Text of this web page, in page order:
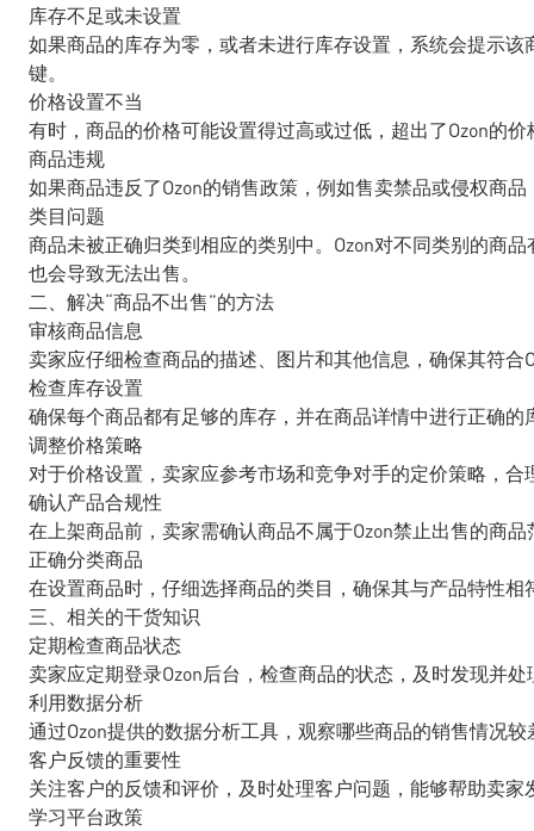
库存不足或未设置
如果商品的库存为零，或者未进行库存设置，系统会提示
键。
价格设置不当
有时，商品的价格可能设置得过高或过低，超出了Ozon的
商品违规
如果商品违反了Ozon的销售政策，例如售卖禁品或侵权商
类目问题
商品未被正确归类到相应的类别中。Ozon对不同类别的商
也会导致无法出售。
二、解决“商品不出售”的方法
审核商品信息
卖家应仔细检查商品的描述、图片和其他信息，确保其符
检查库存设置
确保每个商品都有足够的库存，并在商品详情中进行正确
调整价格策略
对于价格设置，卖家应参考市场和竞争对手的定价策略，合
确认产品合规性
在上架商品前，卖家需确认商品不属于Ozon禁止出售的商
正确分类商品
在设置商品时，仔细选择商品的类目，确保其与产品特性
三、相关的干货知识
定期检查商品状态
卖家应定期登录Ozon后台，检查商品的状态，及时发现并
利用数据分析
通过Ozon提供的数据分析工具，观察哪些商品的销售情况
客户反馈的重要性
关注客户的反馈和评价，及时处理客户问题，能够帮助卖
学习平台政策